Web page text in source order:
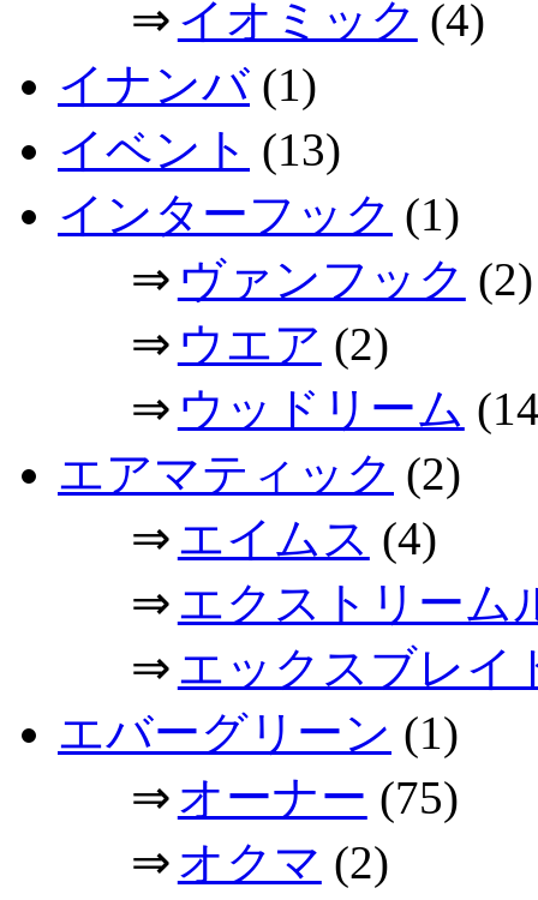
⇒ イオミック (4)
イナンバ (1)
イベント (13)
インターフック (1)
⇒ ヴァンフック (2)
⇒ ウエア (2)
⇒ ウッドリーム
エアマティック (2)
⇒ エイムス (4)
⇒ エクストリーム
⇒ エックスブレイ
エバーグリーン (1)
⇒ オーナー (75)
⇒ オクマ (2)